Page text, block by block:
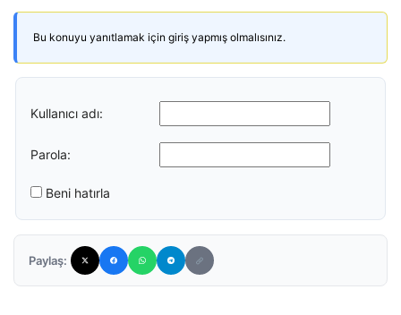
Bu konuyu yanıtlamak için giriş yapmış olmalısınız.
Kullanıcı adı:
Parola:
Beni hatırla
Paylaş: